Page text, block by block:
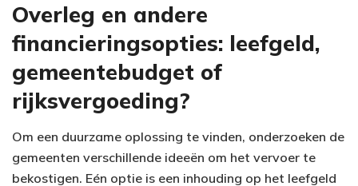
Overleg en andere
financieringsopties: leefgeld,
gemeentebudget of
rijksvergoeding?
Om een duurzame oplossing te vinden, onderzoeken de
gemeenten verschillende ideeën om het vervoer te
bekostigen. Eén optie is een inhouding op het leefgeld